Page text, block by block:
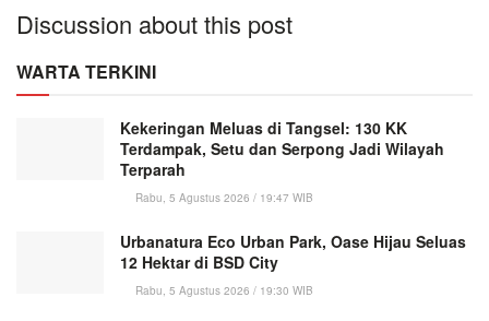
Discussion about this post
WARTA TERKINI
Kekeringan Meluas di Tangsel: 130 KK
Terdampak, Setu dan Serpong Jadi Wilayah
Terparah
Rabu, 5 Agustus 2026 / 19:47 WIB
Urbanatura Eco Urban Park, Oase Hijau Seluas
12 Hektar di BSD City
Rabu, 5 Agustus 2026 / 19:30 WIB